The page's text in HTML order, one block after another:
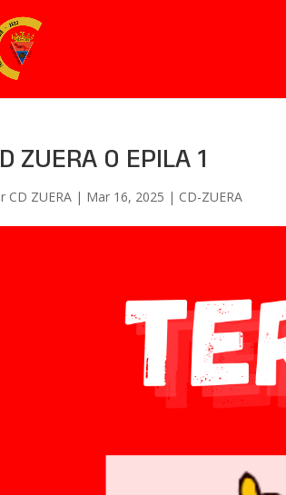
ZUERA 0 EPILA 1
CD ZUERA | Mar 16, 2025 | CD-ZUERA